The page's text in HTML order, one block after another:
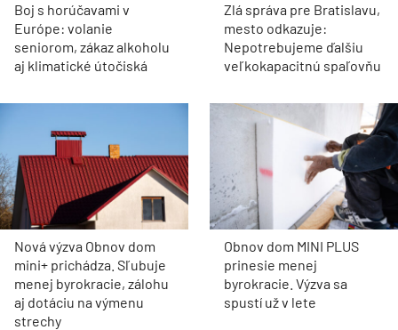
Boj s horúčavami v
Európe: volanie
seniorom, zákaz alkoholu
aj klimatické útočiská
Zlá správa pre Bratislavu,
mesto odkazuje:
Nepotrebujeme ďalšiu
veľkokapacitnú spaľovňu
Nová výzva Obnov dom
mini+ prichádza. Sľubuje
menej byrokracie, zálohu
aj dotáciu na výmenu
strechy
Obnov dom MINI PLUS
prinesie menej
byrokracie. Výzva sa
spustí už v lete